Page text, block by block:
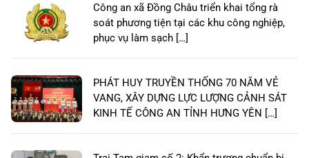
Công an xã Đồng Châu triển khai tổng rà
soát phương tiện tại các khu công nghiệp,
phục vụ làm sạch […]
PHÁT HUY TRUYỀN THỐNG 70 NĂM VẺ
VANG, XÂY DỰNG LỰC LƯỢNG CẢNH SÁT
KINH TẾ CÔNG AN TỈNH HƯNG YÊN […]